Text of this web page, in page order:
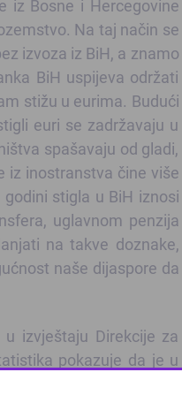
iz Bosne i Hercegovine
Na taj način se
izvoza iz BiH, a znamo
BiH uspijeva održati
stižu u eurima. Budući
euri se zadržavaju u
spašavaju od gladi,
iz inostranstva čine više
stigla u BiH iznosi
uglavnom penzija
na takve doznake,
naše dijaspore da
izvještaju Direkcije za
pokazuje da je u
miliona KM, što je za 4